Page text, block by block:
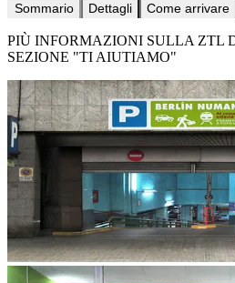
Sommario Dettagli Come arrivare
PIÙ INFORMAZIONI SULLA ZTL
SEZIONE "TI AIUTIAMO"